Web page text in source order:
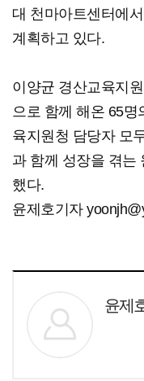
대 천마아트센터에
계획하고 있다.
이양균 경산교육지
으로 함께 해온 65명
육지원청 담당자 모
과 함께 성장을 겪는
했다.
윤제호기자
윤제